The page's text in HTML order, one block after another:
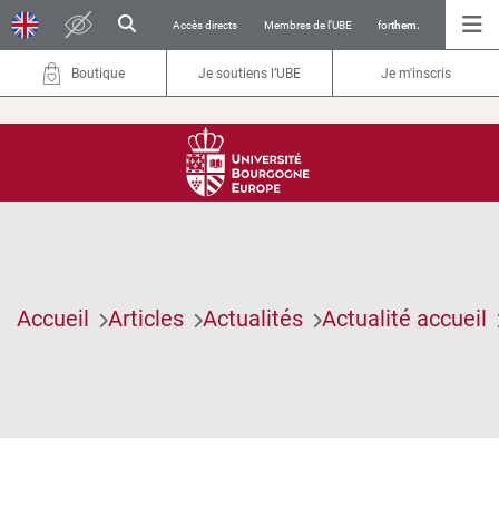
Accès directs Membres de l’UBE forthem.
Boutique Je soutiens l’UBE Je m'inscris
Accueil Articles Actualités Actualité accueil